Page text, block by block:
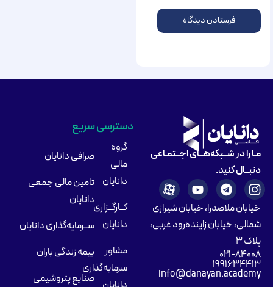
مـا را در شــبکه‌هــای اجــتمـاعی
دنبــال کنید.
خیابان ملاصدرا، خیابان شیرازی
شمالی، خیابان زاینده‌رود غربی،
پلاک ۳
۰۲۱-۸۴۰۰۸
۱۹۹۱۶۳۴۴۱۳
info@danayan.academy
دسترسی سریع
گروه
مالی
دانایان
کــارگــزاری
دانایان
مشاور
سرمایه‌گذاری
صرافی دانایان
تامین مالی جمعی
دانایان
ســرمایه‌گذاری دانایان
بیمه زندگی باران
صنایع پتروشیمی